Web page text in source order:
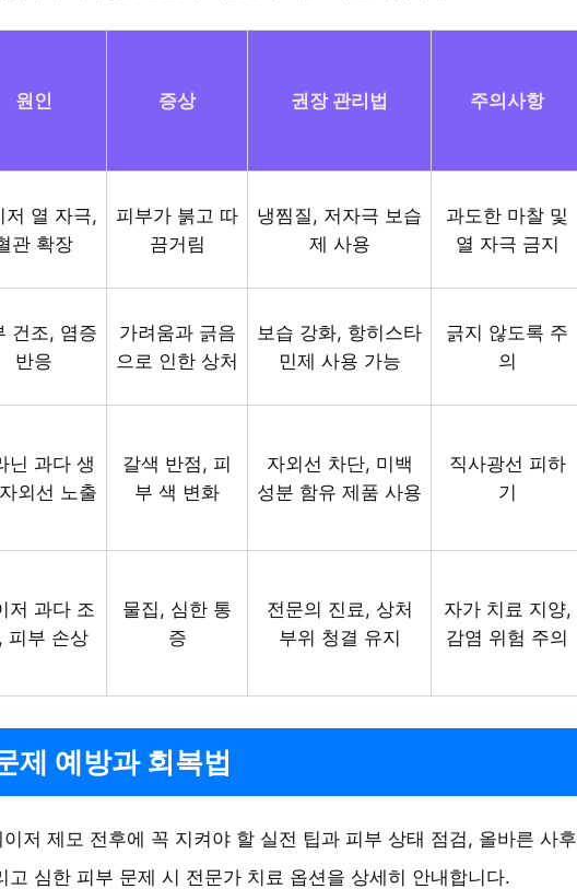
원인 증상 권장 관리법 주의사항
저 열 자극,
관 확장
피부가 붉고 따
끔거림
냉찜질, 저자극 보습
제 사용
과도한 마찰 및
열 자극 금지
건조, 염증
반응
가려움과 긁음
으로 인한 상처
보습 강화, 항히스타
민제 사용 가능
긁지 않도록 주
의
닌 과다 생
외선 노출
갈색 반점, 피
부 색 변화
자외선 차단, 미백
성분 함유 제품 사용
직사광선 피하
기
저 과다 조
피부 손상
물집, 심한 통
증
전문의 진료, 상처
부위 청결 유지
자가 치료 지양,
감염 위험 주의
제 예방과 회복법
저 제모 전후에 꼭 지켜야 할 실전 팁과 피부 상태 점검, 올바른 사후
고 심한 피부 문제 시 전문가 치료 옵션을 상세히 안내합니다.